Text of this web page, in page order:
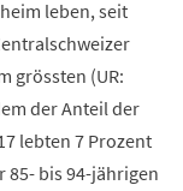
leben, seit
grössten (UR:
der Anteil der
lebten 7 Prozent
85- bis 94-jährigen